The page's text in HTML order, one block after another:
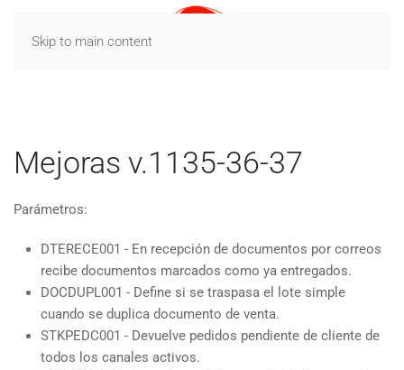
Skip to main content
Mejoras v.1135-36-37
Parámetros:
DTERECE001 - En recepción de documentos por correos
recibe documentos marcados como ya entregados.
DOCDUPL001 - Define si se traspasa el lote simple
cuando se duplica documento de venta.
STKPEDC001 - Devuelve pedidos pendiente de cliente de
todos los canales activos.